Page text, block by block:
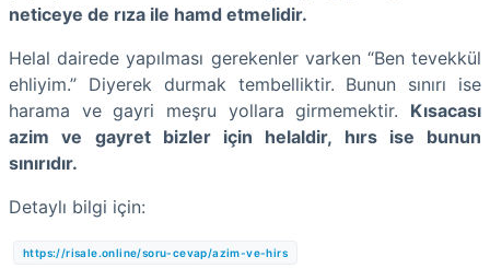
neticeye de rıza ile hamd etmelidir.
Helal dairede yapılması gerekenler varken “Ben tevekkül
ehliyim.” Diyerek durmak tembelliktir. Bunun sınırı ise
harama ve gayri meşru yollara girmemektir. Kısacası
azim ve gayret bizler için helaldir, hırs ise bunun
sınırıdır.
Detaylı bilgi için:
https://risale.online/soru-cevap/azim-ve-hirs